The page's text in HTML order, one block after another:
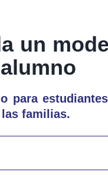
un
para
familias.